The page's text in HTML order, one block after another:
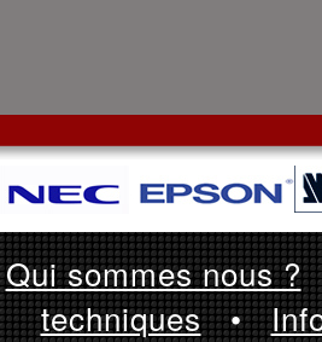
Qui sommes nous ?
techniques•